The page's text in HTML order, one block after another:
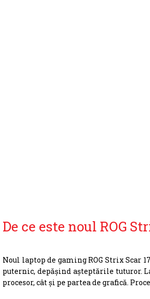
De ce este noul ROG
Noul laptop de gaming ROG Strix Scar
puternic, depășind așteptările tuturor.
procesor, cât și pe partea de grafică.